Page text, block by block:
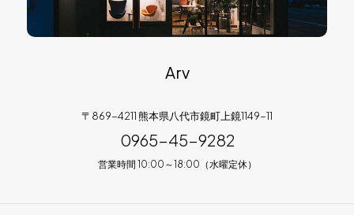
Arv
〒869-4211 熊本県八代市鏡町上鏡1149-11
0965-45-9282
営業時間 10:00～18:00（水曜定休）